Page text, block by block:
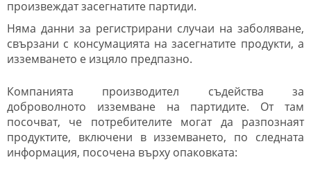
произвеждат засегнатите партиди.
Няма данни за регистрирани случаи на заболяване,
свързани с консумацията на засегнатите продукти, а
изземването е изцяло предпазно.
Компанията производител съдейства за
доброволното изземване на партидите. От там
посочват, че потребителите могат да разпознаят
продуктите, включени в изземването, по следната
информация, посочена върху опаковката: